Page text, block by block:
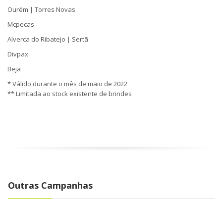
Ourém | Torres Novas
Mcpecas
Alverca do Ribatejo | Sertã
Divpax
Beja
* Válido durante o mês de maio de 2022
** Limitada ao stock existente de brindes
Outras Campanhas